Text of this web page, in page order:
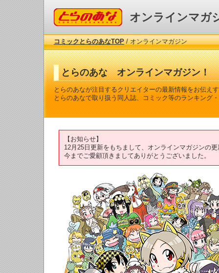
コミックとらのあな オンラインマガ
コミックとらのあなTOP/ オンラインマガジン
とらのあな オンラインマガジン！
とらのあなが注目するクリエイターの最新情報をお伝え
とらのあなで取り扱う同人誌、コミック等のランキング
【お知らせ】
12月25日更新をもちまして、オンラインマガジンの
今までご愛顧頂きましてありがとうございました。